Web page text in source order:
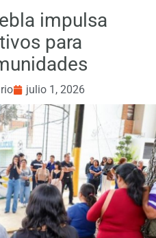
impulsa
para
julio 1, 2026